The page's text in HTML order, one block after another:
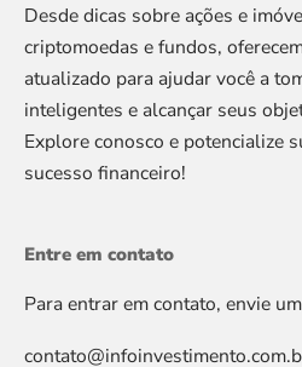
Desde dicas sobre ações e
criptomoedas e fundos,
atualizado para ajudar você a
inteligentes e alcançar seus
Explore conosco e potencialize
sucesso financeiro!
Entre em contato
Para entrar em contato, envie